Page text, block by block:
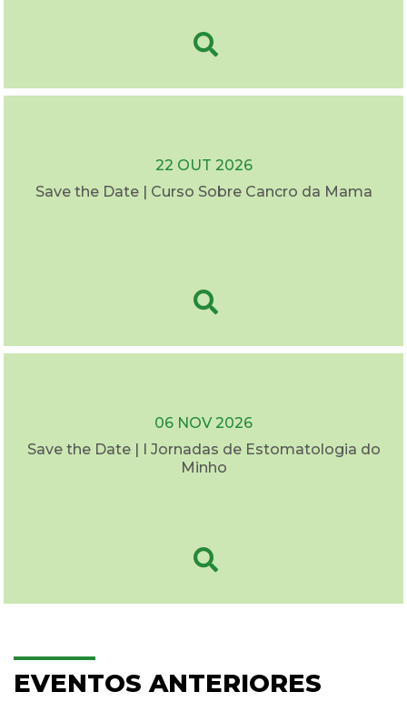
22 OUT 2026
Save the Date | Curso Sobre Cancro da Mama
06 NOV 2026
Save the Date | I Jornadas de Estomatologia do
Minho
EVENTOS ANTERIORES